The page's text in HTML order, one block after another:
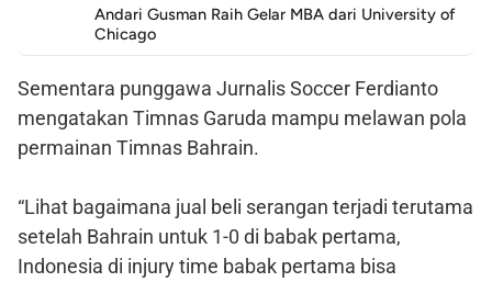
Andari Gusman Raih Gelar MBA dari University of
Chicago
Sementara punggawa Jurnalis Soccer Ferdianto
mengatakan Timnas Garuda mampu melawan pola
permainan Timnas Bahrain.
“Lihat bagaimana jual beli serangan terjadi terutama
setelah Bahrain untuk 1-0 di babak pertama,
Indonesia di injury time babak pertama bisa